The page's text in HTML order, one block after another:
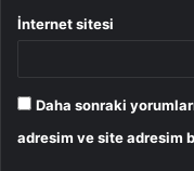
İnternet sitesi
Daha sonraki
adresim ve site adresim